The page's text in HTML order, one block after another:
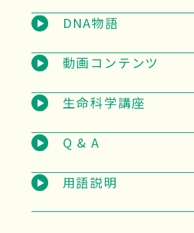
DNA物語
動画コンテンツ
生命科学講座
Q & A
用語説明